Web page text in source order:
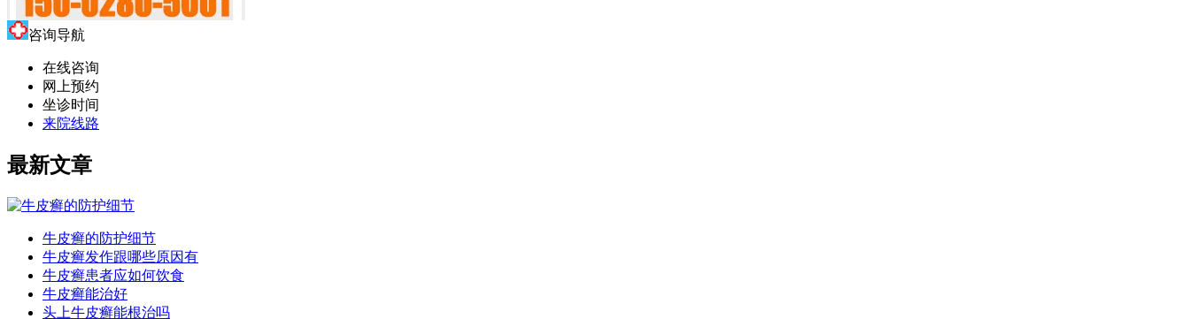
咨询导航
在线咨询
网上预约
坐诊时间
来院线路
最新文章
牛皮癣的防护细节
牛皮癣发作跟哪些原因有
牛皮癣患者应如何饮食
牛皮癣能治好
头上牛皮癣能根治吗